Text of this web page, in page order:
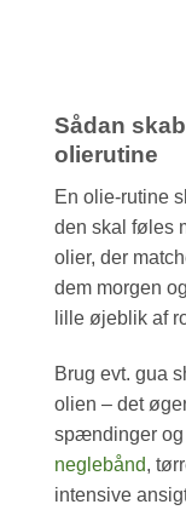
Sådan
olierutine
En olie-rutine
den skal føles
olier, der
dem morgen
lille øjeblik af
Brug evt. gua
olien – det
spændinger og
neglebånd,
intensive